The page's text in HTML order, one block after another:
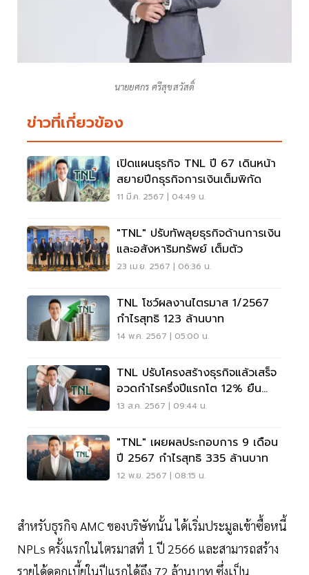
นายยศกร ศรีสุขสวัสดิ์
ข่าวที่เกี่ยวข้อง
เปิดแผนธุรกิจ TNL ปี 67 เดินหน้า
สยายปีกธุรกิจการเงินเต็มพิกัด
11 มี.ค. 2567 | 04:49 น.
"TNL" ปรับทัพลุยธุรกิจด้านการเงิน
และอสังหาริมทรัพย์ เต็มตัว
23 เม.ย. 2567 | 06:36 น.
TNL โชว์ผลงานไตรมาส 1/2567
กำไรสุทธิ 123 ล้านบาท
14 พ.ค. 2567 | 05:00 น.
TNL ปรับโครงสร้างธุรกิจแล้วเสร็จ
อวดกำไรครึ่งปีแรกโต 12% ยืน
ระดับ 258 ล้าน
13 ส.ค. 2567 | 09:44 น.
"TNL" เผยผลประกอบการ 9 เดือน
ปี 2567 กำไรสุทธิ 335 ล้านบาท
12 พ.ย. 2567 | 08:15 น.
สำหรับธุรกิจ AMC ของบริษัทนั้น ได้เริ่มประมูลเข้าซื้อหนี้
NPLs ครั้งแรกในไตรมาสที่ 1 ปี 2566 และสามารถสร้าง
รายได้ดอกเบี้ยในปีแรกได้ถึง 72 ล้านบาท ซึ่งเป็น